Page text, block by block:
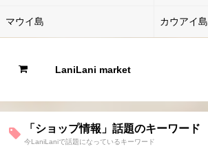
マウイ島 カウアイ島
LaniLani market
「ショップ情報」話題のキーワード
今LaniLaniで話題になっているキーワード